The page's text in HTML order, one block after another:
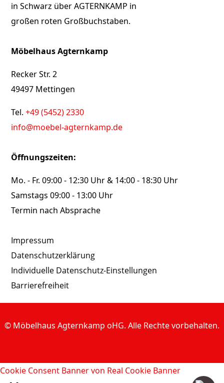
Möbelhaus Agternkamp
Recker Str. 2
49497 Mettingen
Tel.+49 (5452) 2330
info@moebel-agternkamp.de
Öffnungszeiten:
Mo. - Fr. 09:00 - 12:30 Uhr & 14:00 - 18:30 Uhr
Samstags 09:00 - 13:00 Uhr
Termin nach Absprache
Impressum
Datenschutzerklärung
Individuelle Datenschutz-Einstellungen
Barrierefreiheit
© Möbelhaus Agternkamp oHG. Alle Rechte vorbehalten.
Cookie Consent Banner von Real Cookie Banner